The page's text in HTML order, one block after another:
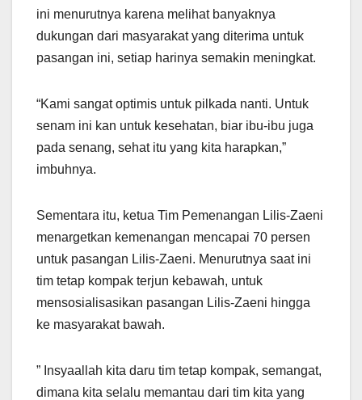
ini menurutnya karena melihat banyaknya
dukungan dari masyarakat yang diterima untuk
pasangan ini, setiap harinya semakin meningkat.
“Kami sangat optimis untuk pilkada nanti. Untuk
senam ini kan untuk kesehatan, biar ibu-ibu juga
pada senang, sehat itu yang kita harapkan,”
imbuhnya.
Sementara itu, ketua Tim Pemenangan Lilis-Zaeni
menargetkan kemenangan mencapai 70 persen
untuk pasangan Lilis-Zaeni. Menurutnya saat ini
tim tetap kompak terjun kebawah, untuk
mensosialisasikan pasangan Lilis-Zaeni hingga
ke masyarakat bawah.
” Insyaallah kita daru tim tetap kompak, semangat,
dimana kita selalu memantau dari tim kita yang